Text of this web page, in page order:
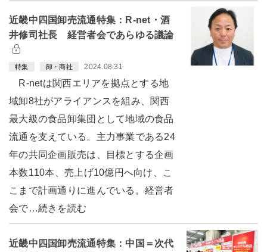
近畿中四国卸売流通特集：R-net・酒
井修司社長 経営者会であらゆる議論
特集 卸・商社 2024.08.31
R-netは関西エリアを拠点とする地
域卸8社がアライアンスを組み、関西
最大級の食品卸集団として地域の食品
流通を支えている。主力事業である24
年の共同企画販売は、目標とする企画
本数110本、売上げ10億円へ向け、こ
こまで計画通りに進んでいる。経営者
会で…続きを読む
近畿中四国卸売流通特集：中国＝次代